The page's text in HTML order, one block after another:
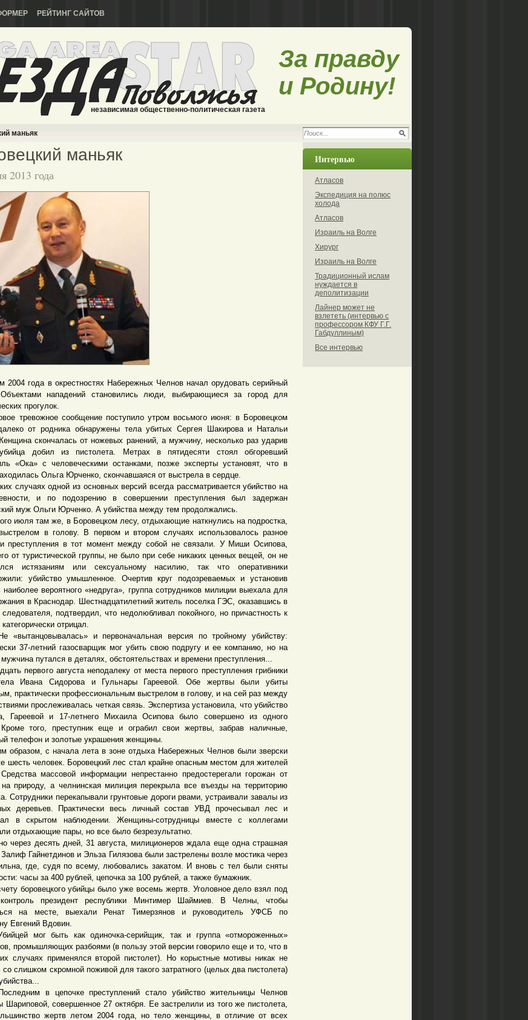
РЕЙТИНГ САЙТОВ
независимая общественно-политическая газета
За правду
и Родину!
маньяк
маньяк
2013 года
года в окрестностях Набережных Челнов начал орудовать серийный
нападений становились люди, выбирающиеся за город для
прогулок.
тревожное сообщение поступило утром восьмого июня: в Боровецком
от родника обнаружены тела убитых Сергея Шакирова и Натальи
скончалась от ножевых ранений, а мужчину, несколько раз ударив
добил из пистолета. Метрах в пятидесяти стоял обгоревший
«Ока» с человеческими останками, позже эксперты установят, что в
Ольга Юрченко, скончавшаяся от выстрела в сердце.
случаях одной из основных версий всегда рассматривается убийство на
и по подозрению в совершении преступления был задержан
муж Ольги Юрченко. А убийства между тем продолжались.
июля там же, в Боровецком лесу, отдыхающие наткнулись на подростка,
в голову. В первом и втором случаях использовалось разное
преступления в тот момент между собой не связали. У Миши Осипова,
от туристической группы, не было при себе никаких ценных вещей, он не
истязаниям или сексуальному насилию, так что оперативники
убийство умышленное. Очертив круг подозреваемых и установив
наиболее вероятного «недруга», группа сотрудников милиции выехала для
в Краснодар. Шестнадцатилетний житель поселка ГЭС, оказавшись в
следователя, подтвердил, что недолюбливал покойного, но причастность к
отрицал.
и первоначальная версия по тройному убийству:
37-летний газосварщик мог убить свою подругу и ее компанию, но на
мужчина путался в деталях, обстоятельствах и времени преступления...
первого августа неподалеку от места первого преступления грибники
Ивана Сидорова и Гульнары Гареевой. Обе жертвы были убиты
практически профессиональным выстрелом в голову, и на сей раз между
прослеживалась четкая связь. Экспертиза установила, что убийство
Гареевой и 17-летнего Михаила Осипова было совершено из одного
того, преступник еще и ограбил свои жертвы, забрав наличные,
телефон и золотые украшения женщины.
с начала лета в зоне отдыха Набережных Челнов были зверски
шесть человек. Боровецкий лес стал крайне опасным местом для жителей
массовой информации непрестанно предостерегали горожан от
природу, а челнинская милиция перекрыла все въезды на территорию
Сотрудники перекапывали грунтовые дороги рвами, устраивали завалы из
деревьев. Практически весь личный состав УВД прочесывал лес и
в скрытом наблюдении. Женщины-сотрудницы вместе с коллегами
отдыхающие пары, но все было безрезультатно.
десять дней, 31 августа, милиционеров ждала еще одна страшная
Гайнетдинов и Эльза Гилязова были застрелены возле мостика через
где, судя по всему, любовались закатом. И вновь с тел были сняты
часы за 400 рублей, цепочка за 100 рублей, а также бумажник.
боровецкого убийцы было уже восемь жертв. Уголовное дело взял под
президент республики Минтимер Шаймиев. В Челны, чтобы
на месте, выехали Ренат Тимерзянов и руководитель УФСБ по
Евгений Вдовин.
мог быть как одиночка-серийщик, так и группа «отмороженных»
промышляющих разбоями (в пользу этой версии говорило еще и то, что в
случаях применялся второй пистолет). Но корыстные мотивы никак не
со слишком скромной поживой для такого затратного (целых два пистолета)
в цепочке преступлений стало убийство жительницы Челнов
Шариповой, совершенное 27 октября. Ее застрелили из того же пистолета,
жертв летом 2004 года, но тело женщины, в отличие от всех
Интервью
Атласов
Экспедиция на полюс
холода
Атласов
Израиль на Волге
Хирург
Израиль на Волге
Традиционный ислам
нуждается в
деполитизации
Лайнер может не
взлететь (интервью с
профессором КФУ Г.Г.
Габдуллиным)
Все интервью